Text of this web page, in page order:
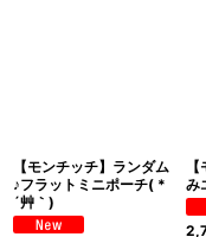
【モンチッチ】ランダム
♪フラットミニポーチ( *
´艸｀)
み